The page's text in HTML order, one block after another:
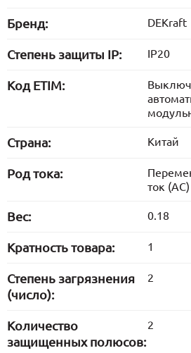
Бренд: DEKraft
Степень защиты IP: IP20
Код ETIM:
Страна: Китай
Род тока:
ток (AC)
Вес: 0.18
Кратность товара: 1
Степень загрязнения
(число):
2
Количество
защищенных полюсов:
2